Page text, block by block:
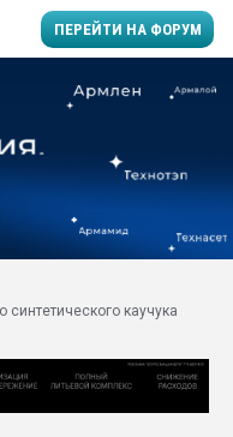
ПЕРЕЙТИ НА ФОРУМ
умельцы изготовили
колонок полностью из
Продажа готового
производство SPC
29.07.2026 ФРП помог
Помощь в подборе
синтетического каучука